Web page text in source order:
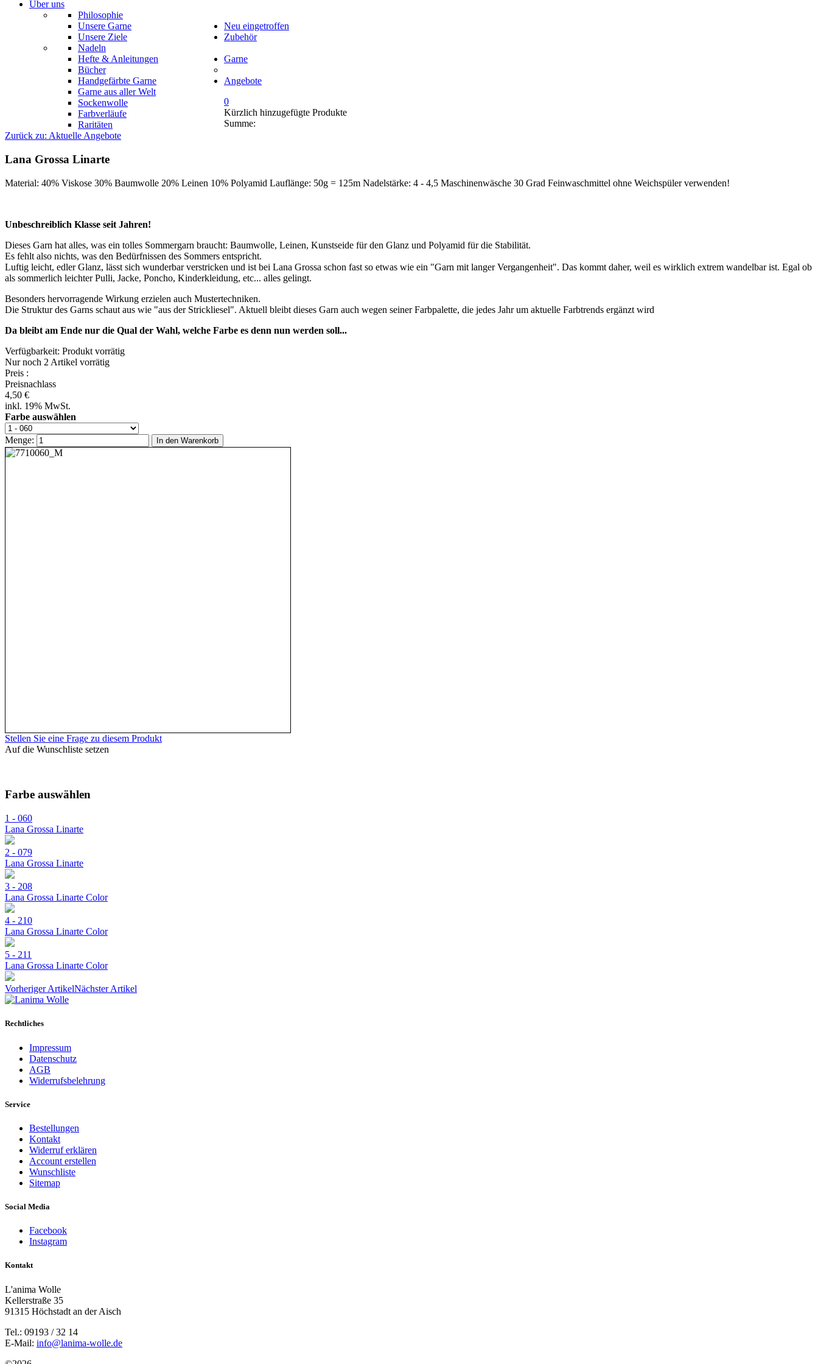
Über uns
Philosophie
Unsere Garne
Unsere Ziele
Neu eingetroffen
Zubehör
Nadeln
Hefte & Anleitungen
Bücher
Garne
Handgefärbte Garne
Garne aus aller Welt
Sockenwolle
Farbverläufe
Raritäten
Angebote
0
Kürzlich hinzugefügte Produkte
Summe:
Zurück zu: Aktuelle Angebote
Lana Grossa Linarte
Material: 40% Viskose 30% Baumwolle 20% Leinen 10% Polyamid Lauflänge: 50g = 125m Nadelstärke: 4 - 4,5 Maschinenwäsche 30 Grad Feinwaschmittel ohne Weichspüler verwenden!
Unbeschreiblich Klasse seit Jahren!
Dieses Garn hat alles, was ein tolles Sommergarn braucht: Baumwolle, Leinen, Kunstseide für den Glanz und Polyamid für die Stabilität.
Es fehlt also nichts, was den Bedürfnissen des Sommers entspricht.
Luftig leicht, edler Glanz, lässt sich wunderbar verstricken und ist bei Lana Grossa schon fast so etwas wie ein "Garn mit langer Vergangenheit". Das kommt daher, weil es wirklich extrem wandelbar ist. Egal ob
als sommerlich leichter Pulli, Jacke, Poncho, Kinderkleidung, etc... alles gelingt.
Besonders hervorragende Wirkung erzielen auch Mustertechniken.
Die Struktur des Garns schaut aus wie "aus der Strickliesel". Aktuell bleibt dieses Garn auch wegen seiner Farbpalette, die jedes Jahr um aktuelle Farbtrends ergänzt wird
Da bleibt am Ende nur die Qual der Wahl, welche Farbe es denn nun werden soll...
Verfügbarkeit: Produkt vorrätig
Nur noch 2 Artikel vorrätig
Preis :
Preisnachlass
4,50 €
inkl. 19% MwSt.
Farbe auswählen
Menge: In den Warenkorb
Stellen Sie eine Frage zu diesem Produkt
Auf die Wunschliste setzen
Farbe auswählen
1 - 060
Lana Grossa Linarte
2 - 079
Lana Grossa Linarte
3 - 208
Lana Grossa Linarte Color
4 - 210
Lana Grossa Linarte Color
5 - 211
Lana Grossa Linarte Color
Vorheriger ArtikelNächster Artikel
Rechtliches
Impressum
Datenschutz
AGB
Widerrufsbelehrung
Service
Bestellungen
Kontakt
Widerruf erklären
Account erstellen
Wunschliste
Sitemap
Social Media
Facebook
Instagram
Kontakt
L'anima Wolle
Kellerstraße 35
91315 Höchstadt an der Aisch
Tel.: 09193 / 32 14
E-Mail: info@lanima-wolle.de